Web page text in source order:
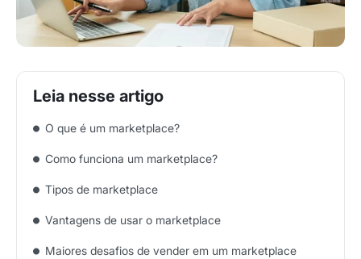
O que é um marketplace?
Como funciona um marketplace?
Tipos de marketplace
Vantagens de usar o marketplace
Maiores desafios de vender em um marketplace